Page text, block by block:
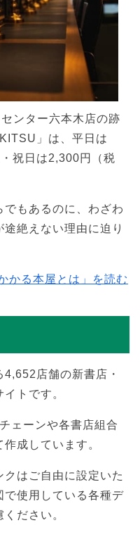
ンター六本木店の跡
」は、平日は
祝日は2,300円（税
もあるのに、わざわ
絶えない理由に迫り
かる本屋とは」を読む
店舗の新書店・
トです。
ェーンや各書店組合
成しています。
はご自由に設定いた
で使用している各種デ
ださい。